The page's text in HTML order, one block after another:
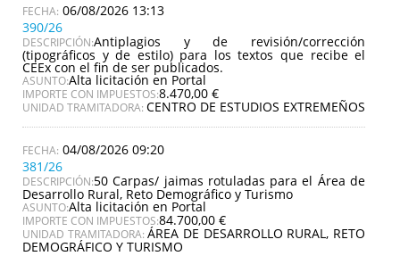
06/08/2026 13:13
390/26
DESCRIPCIÓN:Antiplagios y de revisión/corrección
(tipográficos y de estilo) para los textos que recibe el
CEEx con el fin de ser publicados.
ASUNTO:Alta licitación en Portal
IMPORTE CON IMPUESTOS:8.470,00 €
UNIDAD TRAMITADORA: CENTRO DE ESTUDIOS EXTREMEÑOS
04/08/2026 09:20
381/26
DESCRIPCIÓN:50 Carpas/ jaimas rotuladas para el Área de
Desarrollo Rural, Reto Demográfico y Turismo
ASUNTO:Alta licitación en Portal
IMPORTE CON IMPUESTOS:84.700,00 €
UNIDAD TRAMITADORA:ÁREA DE DESARROLLO RURAL, RETO
DEMOGRÁFICO Y TURISMO